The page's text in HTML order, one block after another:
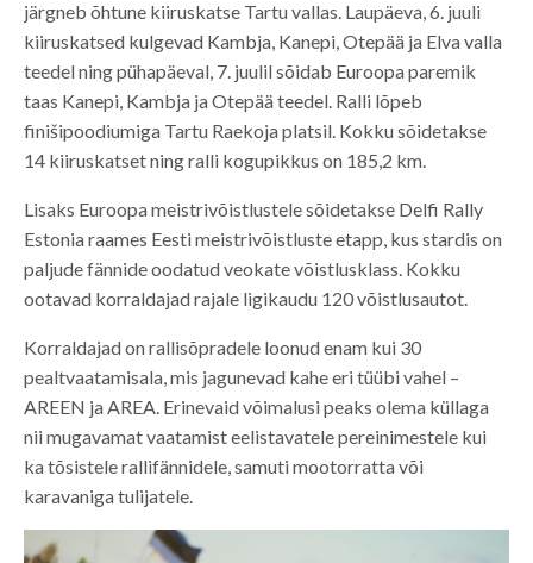
järgneb õhtune kiiruskatse Tartu vallas. Laupäeva, 6. juuli
kiiruskatsed kulgevad Kambja, Kanepi, Otepää ja Elva valla
teedel ning pühapäeval, 7. juulil sõidab Euroopa paremik
taas Kanepi, Kambja ja Otepää teedel. Ralli lõpeb
finišipoodiumiga Tartu Raekoja platsil. Kokku sõidetakse
14 kiiruskatset ning ralli kogupikkus on 185,2 km.
Lisaks Euroopa meistrivõistlustele sõidetakse Delfi Rally
Estonia raames Eesti meistrivõistluste etapp, kus stardis on
paljude fännide oodatud veokate võistlusklass. Kokku
ootavad korraldajad rajale ligikaudu 120 võistlusautot.
Korraldajad on rallisõpradele loonud enam kui 30
pealtvaatamisala, mis jagunevad kahe eri tüübi vahel –
AREEN ja AREA. Erinevaid võimalusi peaks olema küllaga
nii mugavamat vaatamist eelistavatele pereinimestele kui
ka tõsistele rallifännidele, samuti mootorratta või
karavaniga tulijatele.